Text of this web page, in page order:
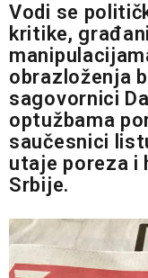
Vodi se
kritike,
obrazloženja
sagovornici
optužbama
saučesnici
utaje poreza i
Srbije.